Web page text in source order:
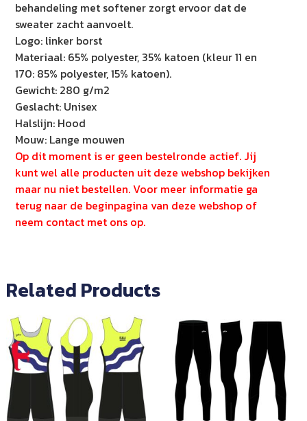
behandeling met softener zorgt ervoor dat de
sweater zacht aanvoelt.
Logo: linker borst
Materiaal: 65% polyester, 35% katoen (kleur 11 en
170: 85% polyester, 15% katoen).
Gewicht: 280 g/m2
Geslacht: Unisex
Halslijn: Hood
Mouw: Lange mouwen
Op dit moment is er geen bestelronde actief. Jij
kunt wel alle producten uit deze webshop bekijken
maar nu niet bestellen. Voor meer informatie ga
terug naar de beginpagina van deze webshop of
neem contact met ons op.
Related Products